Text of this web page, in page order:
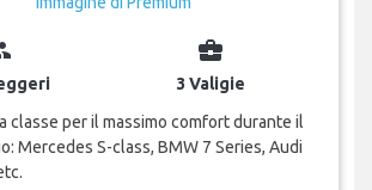
business_center
3 Valigie
classe per il massimo comfort durante il
Mercedes S-class, BMW 7 Series, Audi